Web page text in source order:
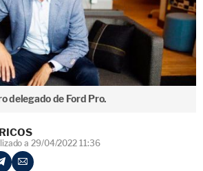
delegado de Ford Pro.
a 29/04/2022 11:36